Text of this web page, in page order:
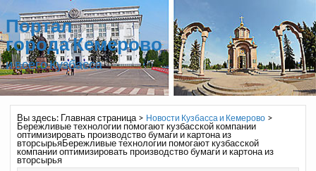
Портал
города Кемерово
и всего Кузбасса
Вы здесь: Главная страница> Новости Кузбасса и Кемерово>
Бережливые технологии помогают кузбасской компании
оптимизировать производство бумаги и картона из
вторсырьяБережливые технологии помогают кузбасской
компании оптимизировать производство бумаги и картона из
вторсырья